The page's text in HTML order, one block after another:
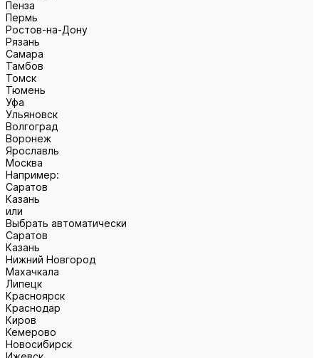
Пенза
Пермь
Ростов-на-Дону
Рязань
Самара
Тамбов
Томск
Тюмень
Уфа
Ульяновск
Волгоград
Воронеж
Ярославль
Москва
Например:
Саратов
Казань
или
Выбрать автоматически
Саратов
Казань
Нижний Новгород
Махачкала
Липецк
Красноярск
Краснодар
Киров
Кемерово
Новосибирск